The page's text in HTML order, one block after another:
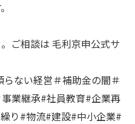
ご相談は 毛利京申公式サ
ない経営＃補助金の闇＃
業継承#社員教育#企業再
り#物流#建設#中小企業#